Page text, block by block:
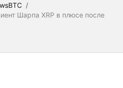
/
Шарпа XRP в плюсе после